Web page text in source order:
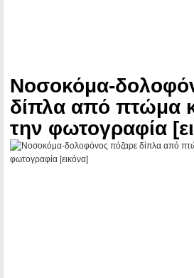
Νοσοκόμα-
δίπλα από πτώμα
την φωτογραφία